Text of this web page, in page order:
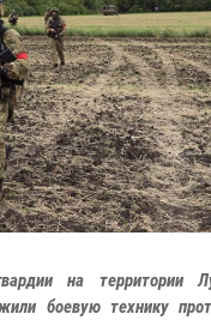
на территории
боевую технику